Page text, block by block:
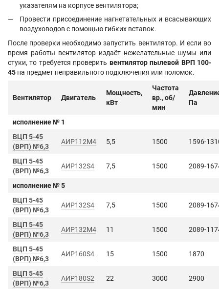
указателям на корпусе вентилятора;
Провести присоединение нагнетательных и всасывающих
воздуховодов с помощью гибких вставок.
После проверки необходимо запустить вентилятор. И если во
время работы вентилятор издаёт нежелательные шумы или
стуки, то требуется проверить вентилятор пылевой ВРП 100-
45 на предмет неправильного подключения или поломок.
Вентилятор Двигатель
Мощность,
кВт
Частота
вр., об/
мин
Па
исполнение № 1
ВЦП 5-45
(ВРП) №6,3
АИР112М4 5,5 1500 1596-
ВЦП 5-45
(ВРП) №6,3
АИР132S4 7,5 1500 2089-
исполнение № 5
ВЦП 5-45
(ВРП) №6,3
АИР132S4 7,5 1500 2089-
ВЦП 5-45
(ВРП) №6,3
АИР132М4 11 1500 2089-
ВЦП 5-45
(ВРП) №6,3
АИР160S4 15 1500 1870
ВЦП 5-45
(ВРП) №6,3
АИР180S2 22 3000 2900